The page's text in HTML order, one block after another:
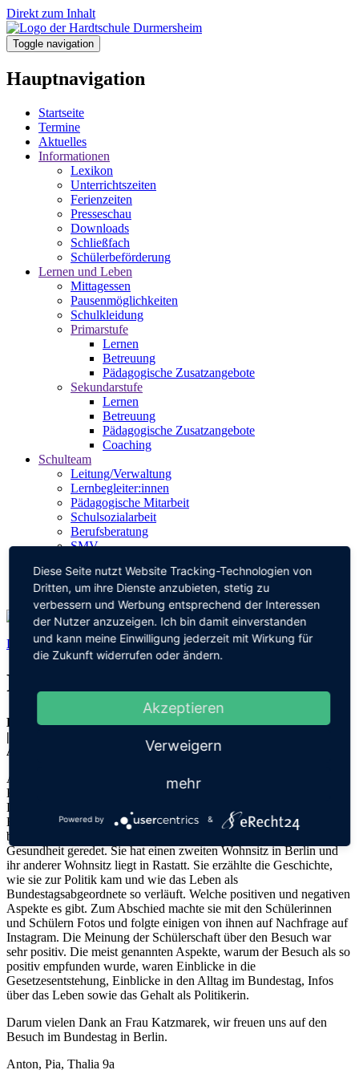
Direkt zum Inhalt
Toggle navigation
Hauptnavigation
Startseite
Termine
Aktuelles
Informationen
Lexikon
Unterrichtszeiten
Ferienzeiten
Presseschau
Downloads
Schließfach
Schülerbeförderung
Lernen und Leben
Mittagessen
Pausenmöglichkeiten
Schulkleidung
Primarstufe
Lernen
Betreuung
Pädagogische Zusatzangebote
Sekundarstufe
Lernen
Betreuung
Pädagogische Zusatzangebote
Coaching
Schulteam
Leitung/Verwaltung
Lernbegleiter:innen
Pädagogische Mitarbeit
Schulsozialarbeit
Berufsberatung
SMV
Förderverein
Kontakt
Die Klassen 1 - 4 sind die Primarstufe.
Politikerin zu Besuch
Donnerstag, 13.07.2023
|
Aktuelles
Am 27.06.2023 war die Bundestagsabgeordnete Gabriele
Katzmarek der SPD zu Besuch bei der Stufe 9 der Hardtschule
Durmersheim im Rahmen der Abschlussfahrt nach Berlin. Zu
Beginn hat sie sich der Stufe vorgestellt und ihre Fragen
beantwortet. Demzufolge haben wir über ihr Leben sowie über ihre
Gesundheit geredet. Sie hat einen zweiten Wohnsitz in Berlin und
ihr anderer Wohnsitz liegt in Rastatt. Sie erzählte die Geschichte,
wie sie zur Politik kam und wie das Leben als
Bundestagsabgeordnete so verläuft. Welche positiven und negativen
Aspekte es gibt. Zum Abschied machte sie mit den Schülerinnen
und Schülern Fotos und folgte einigen von ihnen auf Nachfrage auf
Instagram. Die Meinung der Schülerschaft über den Besuch war
sehr positiv. Die meist genannten Aspekte, warum der Besuch als so
positiv empfunden wurde, waren Einblicke in die
Gesetzesentstehung, Einblicke in den Alltag im Bundestag, Infos
über das Leben sowie das Gehalt als Politikerin.
Darum vielen Dank an Frau Katzmarek, wir freuen uns auf den
Besuch im Bundestag in Berlin.
Anton, Pia, Thalia 9a
Diese Seite nutzt Website Tracking-Technologien von
Dritten, um ihre Dienste anzubieten, stetig zu
verbessern und Werbung entsprechend der Interessen
der Nutzer anzuzeigen. Ich bin damit einverstanden
und kann meine Einwilligung jederzeit mit Wirkung für
die Zukunft widerrufen oder ändern.
Akzeptieren
Verweigern
mehr
Powered by &